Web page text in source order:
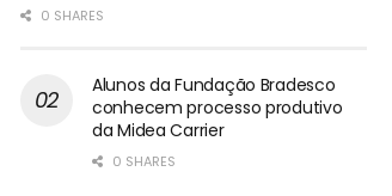
0 SHARES
Alunos da Fundação Bradesco
conhecem processo produtivo
da Midea Carrier
0 SHARES